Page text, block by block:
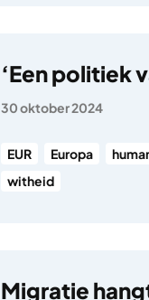
‘Een politiek
30 oktober 2024
EUR Europa
witheid
Migratie